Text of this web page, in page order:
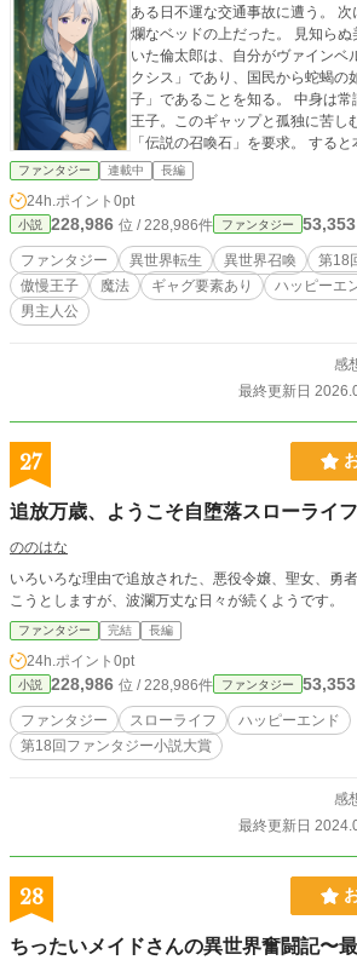
ある日不運な交通事故に遭う。
爛なベッドの上だった。 見知ら
いた倫太郎は、自分がヴァインベ
クシス」であり、国民から蛇蝎の
子」であることを知る。 中身は
王子。このギャップと孤独に苦し
「伝説の召喚石」を要求。 する
きてしまい、元の世界で心の支え
ター「真導 渚」を呼び出してしま
太郎は、彼女の助けを借りながら
を変えていくことを決意する。 ※他サイトでもアップ中で
す。
ファンタジー 連載中 長編
24h.ポイント 0pt
小説 228,986 位 / 228,986件 ファンタジー 53,353
ファンタジー 異世界転生 異世界召喚
第18
傲慢王子
魔法 ギャグ要素あり ハッピーエ
男主人公
感
最終更新日
27
追放万歳、ようこそ自堕落スローライフ
ののはな
いろいろな理由で追放された、悪役令嬢、聖女、勇
こうとしますが、波瀾万丈な日々が続くようです。
ファンタジー 完結 長編
24h.ポイント 0pt
小説 228,986 位 / 228,986件 ファンタジー 53,353
ファンタジー スローライフ
ハッピーエンド
第18回ファンタジー小説大賞
感
最終更新日
28
ちったいメイドさんの異世界奮闘記〜